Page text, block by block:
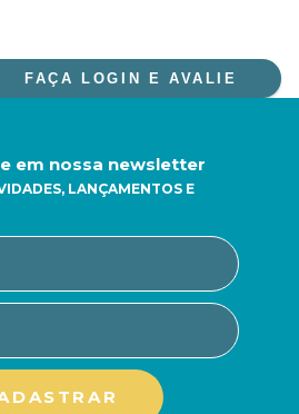
FAÇA LOGIN E AVALIE
em nossa newsletter
LANÇAMENTOS E